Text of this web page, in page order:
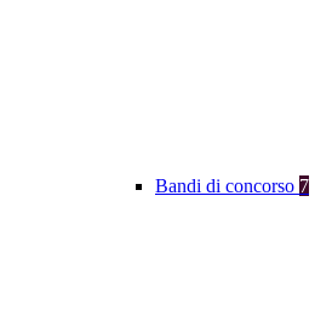
Bandi di concorso 7